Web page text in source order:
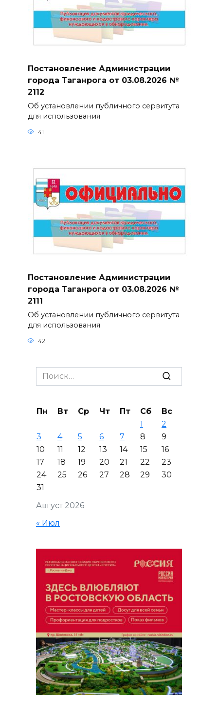
Постановление Администрации
города Таганрога от 03.08.2026 №
2112
Об установлении публичного сервитута
для использования
41
Постановление Администрации
города Таганрога от 03.08.2026 №
2111
Об установлении публичного сервитута
для использования
42
Search
for:
Август 2026
Пн Вт Ср Чт Пт Сб
Вс
1
2
3
4 5 6 7 8
9
10
11 12 13 14 15
16
17
18 19 20 21 22
23
24
25 26 27 28 29
30
31
« Июл